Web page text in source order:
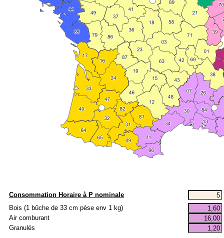
Consommation Horaire à P nominale
Bois (1 bûche de 33 cm pèse env 1 kg)
Air comburant
Granulés